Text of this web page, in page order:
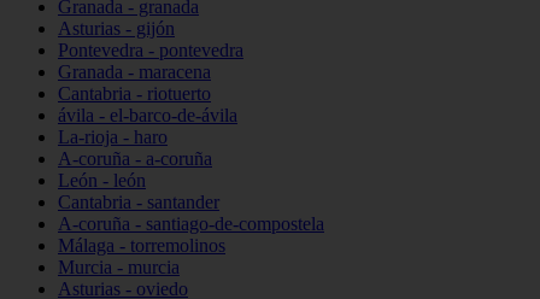
Granada - granada
Asturias - gijón
Pontevedra - pontevedra
Granada - maracena
Cantabria - riotuerto
ávila - el-barco-de-ávila
La-rioja - haro
A-coruña - a-coruña
León - león
Cantabria - santander
A-coruña - santiago-de-compostela
Málaga - torremolinos
Murcia - murcia
Asturias - oviedo